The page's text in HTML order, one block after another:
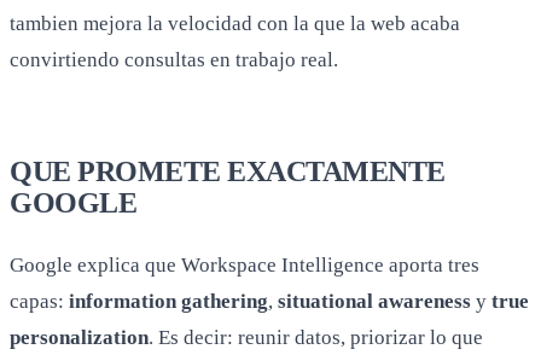
tambien mejora la velocidad con la que la web acaba
convirtiendo consultas en trabajo real.
QUE PROMETE EXACTAMENTE
GOOGLE
Google explica que Workspace Intelligence aporta tres
capas: information gathering, situational awareness y true
personalization. Es decir: reunir datos, priorizar lo que